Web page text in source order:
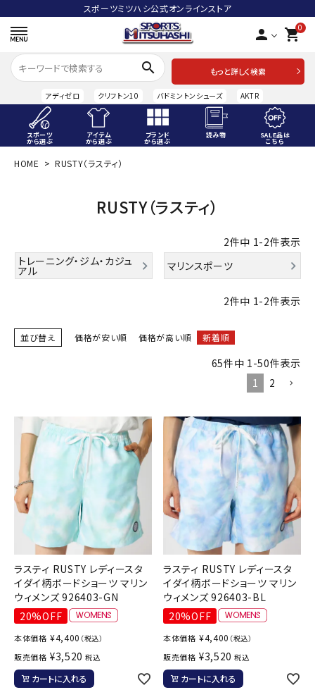
スポーツミツハシ公式オンラインストア
person 0
shopping_cart
search
もっと詳しく検索
アディゼロ クリフトン10 バドミントンシューズ AKTR
スポーツ
から選ぶ
アイテム
から選ぶ
ブランド
から選ぶ
読み物 SALE品は
こちら
ACCOUNT MENU
person 会員登録
スポーツから選ぶ
ブランドから選ぶ
ご利用ガイド
お問い合わせ
メルマガ登録
特定商取引法
プライバシーポリシー
HOME RUSTY（ラスティ）
RUSTY（ラスティ）
2件中 1-2件表示
トレーニング・ジム・カジュ
アル マリンスポーツ
2件中 1-2件表示
並び替え 価格が安い順 価格が高い順 新着順
65件中 1-50件表示
1
2
ラスティ RUSTY レディースタ
イダイ柄ボードショーツ マリン
ウィメンズ 926403-GN
20%OFF
本体価格 ¥4,400 （税込）
販売価格 ¥3,520 税込
カートに入れる
ラスティ RUSTY レディースタ
イダイ柄ボードショーツ マリン
ウィメンズ 926403-BL
20%OFF
本体価格 ¥4,400 （税込）
販売価格 ¥3,520 税込
カートに入れる